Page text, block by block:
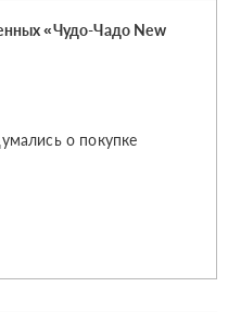
«Чудо-Чадо New
о покупке